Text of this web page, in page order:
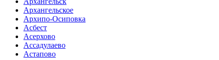
Архангельское
Архипо-Осиповка
Асбест
Асерхово
Ассадулаево
Астапово